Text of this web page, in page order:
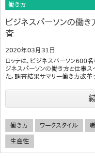
働き方
ビジネスパーソンの働
査
2020年03月31日
ロッテは、ビジネスパーソン600
ジネスパーソンの働き方と仕事ス
た。調査結果サマリー働き方改革
働き方 ワークスタイル
生産性